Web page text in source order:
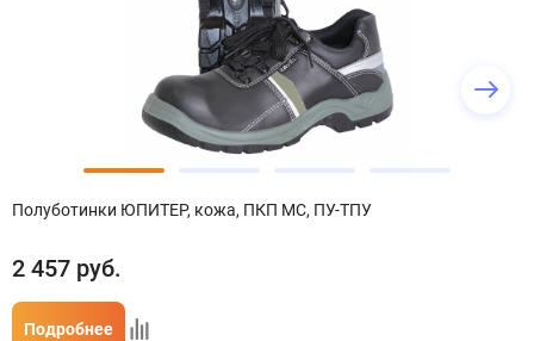
Полуботинки ЮПИТЕР, кожа, ПКП МС, ПУ-ТПУ
2 457 руб.
Подробнее